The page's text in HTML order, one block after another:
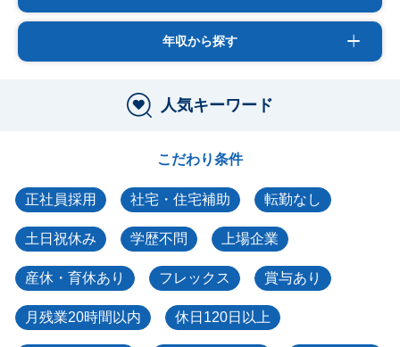
年収から探す
人気キーワード
こだわり条件
正社員採用 社宅・住宅補助 転勤なし
土日祝休み 学歴不問 上場企業
産休・育休あり フレックス 賞与あり
月残業20時間以内 休日120日以上